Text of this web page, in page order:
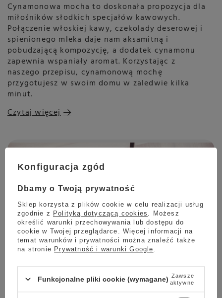
Cynamonowa mocha to doskonała propozycja dla
miłośników słodkich specjałów kawowych.
Połączenie włoskiej kawy, czekolady deserowej i
spienionego mleka daje nam aksamitną i
pobudzającą kompozycję, a dodatek cynamonu
zapewnia wspaniały aromat. Korzystając z
naszego przepisu, cynamonową mochę
przygotujesz w swoim domu w zaledwie kilka
minut.
Czytaj więcej
Herbata z mlekiem
Herbata z mlekiem nazywana również bawarką to
Konfiguracja zgód
Dbamy o Twoją prywatność
Sklep korzysta z plików cookie w celu realizacji usług
zgodnie z Polityką dotyczącą cookies
. Możesz
określić warunki przechowywania lub dostępu do
cookie w Twojej przeglądarce. Więcej informacji na
temat warunków i prywatności można znaleźć także
na stronie Prywatność i warunki Google
Funkcjonalne pliki cookie (wymagane) Zawsze
aktywne